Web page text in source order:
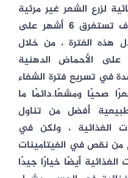
لزرع الشعر غير مرئية
مباشرة بعد زراعة الشعر وسوف تستغرق 6 أشهر على
هذه الفترة ، من خلال
الأحماض الدهنية
في تسريع فترة الشفاء
صحيًا ومشعًا.دائمًا ما
أفضل من تناول
الغذائية ، ولكن في
نقص في الفيتامينات
أيضًا خيارًا جيدًا